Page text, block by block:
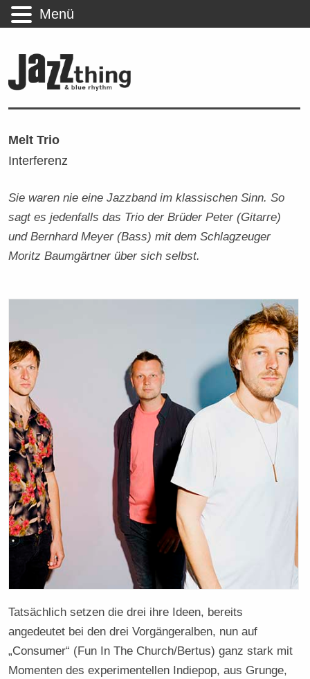
Melt Trio
Interferenz
Sie waren nie eine Jazzband im klassischen Sinn. So
sagt es jedenfalls das Trio der Brüder Peter (Gitarre)
und Bernhard Meyer (Bass) mit dem Schlagzeuger
Moritz Baumgärtner über sich selbst.
Tatsächlich setzen die drei ihre Ideen, bereits
angedeutet bei den drei Vorgängeralben, nun auf
„Consumer“ (Fun In The Church/Bertus) ganz stark mit
Momenten des experimentellen Indiepop, aus Grunge,
Menü